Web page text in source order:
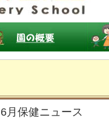
月保健ニュース